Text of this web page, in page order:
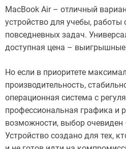
MacBook Air – отличный
устройство для учебы, работы
повседневных задач.
доступная цена –
Но если в приоритете
производительность,
операционная система с
профессиональная графика и
возможности, выбор
Устройство создано для тех,